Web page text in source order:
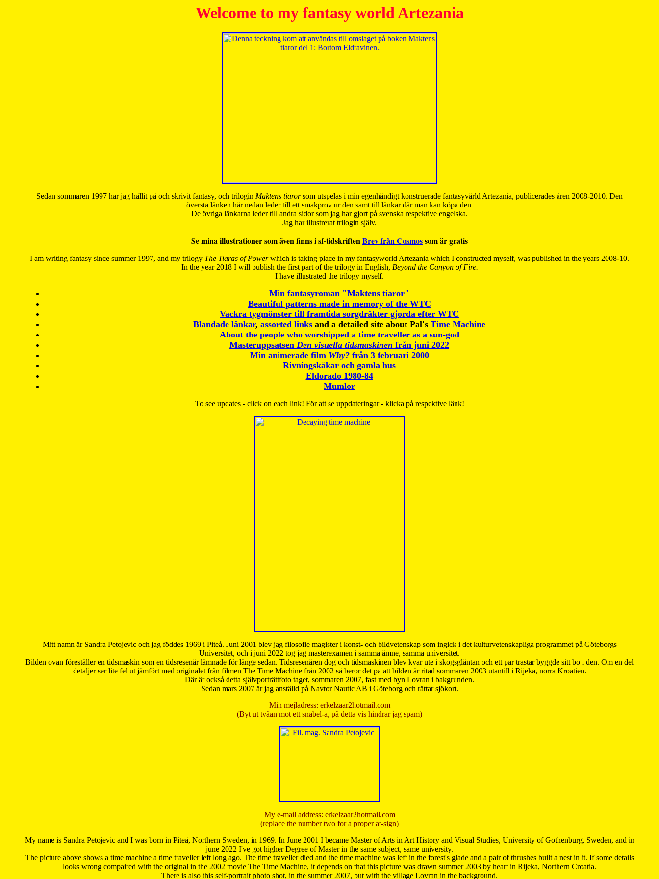
Welcome to my fantasy world Artezania
Sedan sommaren 1997 har jag hållit på och skrivit fantasy, och trilogin Maktens tiarorsom utspelas i min egenhändigt konstruerade fantasyvärld Artezania, publicerades åren 2008-2010. Den
översta länken här nedan leder till ett smakprov ur den samt till länkar där man kan köpa den.
De övriga länkarna leder till andra sidor som jag har gjort på svenska respektive engelska.
Jag har illustrerat trilogin själv.
Se mina illustrationer som även finns i sf-tidskriftenBrev från Cosmossom är gratis
I am writing fantasy since summer 1997, and my trilogy The Tiaras of Powerwhich is taking place in my fantasyworld Artezania which I constructed myself, was published in the years 2008-10.
In the year 2018 I will publish the first part of the trilogy in English, Beyond the Canyon of Fire.
I have illustrated the trilogy myself.
Min fantasyroman "Maktens tiaror"
Beautiful patterns made in memory of the WTC
Vackra tygmönster till framtida sorgdräkter gjorda efter WTC
Blandade länkar, assorted links and a detailed site about Pal's Time Machine
About the people who worshipped a time traveller as a sun-god
Masteruppsatsen Den visuella tidsmaskinen från juni 2022
Min animerade film Why?från 3 februari 2000
Rivningskåkar och gamla hus
Eldorado 1980-84
Mumlor
To see updates - click on each link! För att se uppdateringar - klicka på respektive länk!
Mitt namn är Sandra Petojevic och jag föddes 1969 i Piteå. Juni 2001 blev jag filosofie magister i konst- och bildvetenskap som ingick i det kulturvetenskapliga programmet på Göteborgs
Universitet, och i juni 2022 tog jag masterexamen i samma ämne, samma universitet.
Bilden ovan föreställer en tidsmaskin som en tidsresenär lämnade för länge sedan. Tidsresenären dog och tidsmaskinen blev kvar ute i skogsgläntan och ett par trastar byggde sitt bo i den. Om en del
detaljer ser lite fel ut jämfört med originalet från filmen The Time Machine från 2002 så beror det på att bilden är ritad sommaren 2003 utantill i Rijeka, norra Kroatien.
Där är också detta självporträttfoto taget, sommaren 2007, fast med byn Lovran i bakgrunden.
Sedan mars 2007 är jag anställd på Navtor Nautic AB i Göteborg och rättar sjökort.
Min mejladress: erkelzaar2hotmail.com
(Byt ut tvåan mot ett snabel-a, på detta vis hindrar jag spam)
My e-mail address: erkelzaar2hotmail.com
(replace the number two for a proper at-sign)
My name is Sandra Petojevic and I was born in Piteå, Northern Sweden, in 1969. In June 2001 I became Master of Arts in Art History and Visual Studies, University of Gothenburg, Sweden, and in
june 2022 I've got higher Degree of Master in the same subject, same university.
The picture above shows a time machine a time traveller left long ago. The time traveller died and the time machine was left in the forest's glade and a pair of thrushes built a nest in it. If some details
looks wrong compaired with the original in the 2002 movie The Time Machine, it depends on that this picture was drawn summer 2003 by heart in Rijeka, Northern Croatia.
There is also this self-portrait photo shot, in the summer 2007, but with the village Lovran in the background.